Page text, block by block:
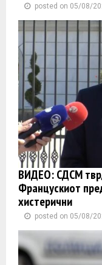
posted on 05/08/
ВИДЕО: СДСМ
Францускиот
хистерични
posted on 05/08/